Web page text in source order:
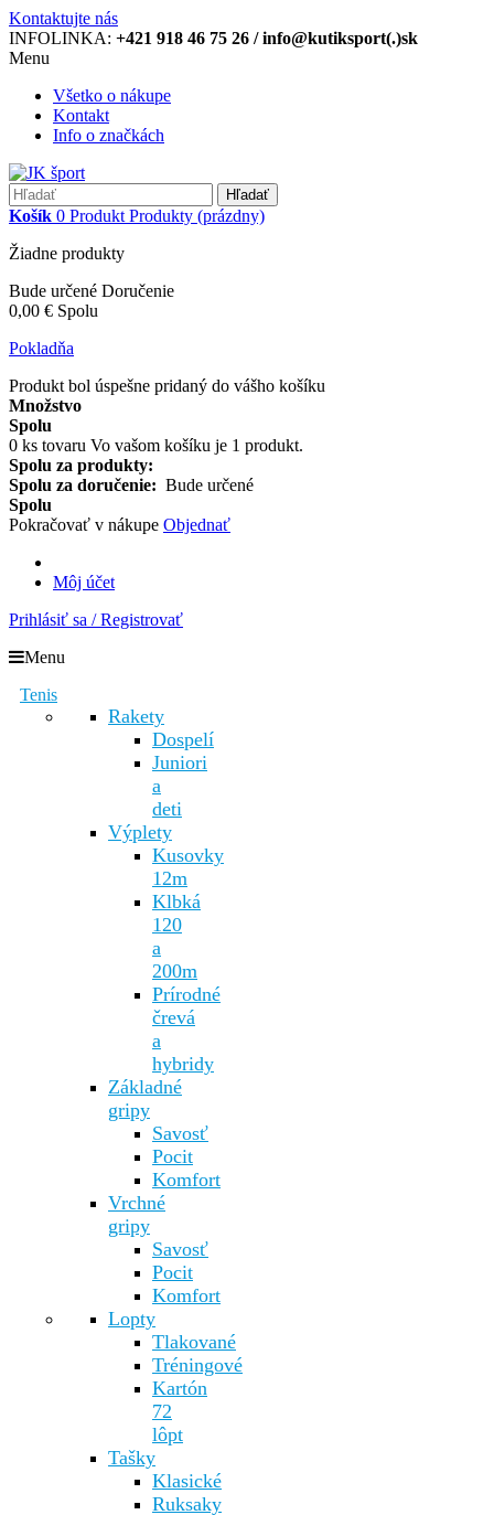
Kontaktujte nás
INFOLINKA: +421 918 46 75 26 / info@kutiksport(.)sk
Menu
Všetko o nákupe
Kontakt
Info o značkách
Hľadať
Košík 0 Produkt Produkty (prázdny)
Žiadne produkty
Bude určené Doručenie
0,00 € Spolu
Pokladňa
Produkt bol úspešne pridaný do vášho košíku
Množstvo
Spolu
0 ks tovaru Vo vašom košíku je 1 produkt.
Spolu za produkty:
Spolu za doručenie: Bude určené
Spolu
Pokračovať v nákupe Objednať
Môj účet
Prihlásiť sa / Registrovať
Menu
Tenis
Rakety
Dospelí
Juniori
a
deti
Výplety
Kusovky
12m
Klbká
120
a
200m
Prírodné
črevá
a
hybridy
Základné
gripy
Savosť
Pocit
Komfort
Vrchné
gripy
Savosť
Pocit
Komfort
Lopty
Tlakované
Tréningové
Kartón
72
lôpt
Tašky
Klasické
Ruksaky